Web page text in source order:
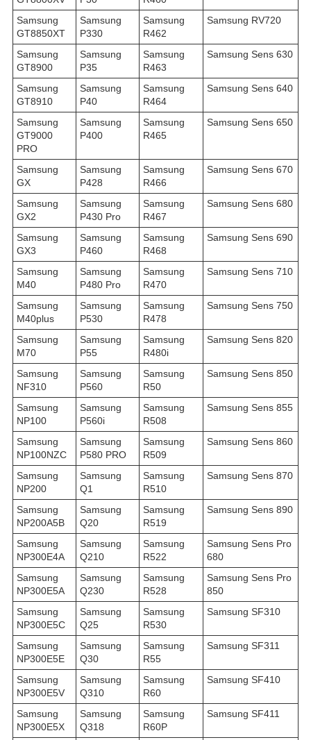
Samsung
GT8850XT
Samsung
P330
Samsung
R462
Samsung RV720
Samsung
GT8900
Samsung
P35
Samsung
R463
Samsung Sens 630
Samsung
GT8910
Samsung
P40
Samsung
R464
Samsung Sens 640
Samsung
GT9000
PRO
Samsung
P400
Samsung
R465
Samsung Sens 650
Samsung
GX
Samsung
P428
Samsung
R466
Samsung Sens 670
Samsung
GX2
Samsung
P430 Pro
Samsung
R467
Samsung Sens 680
Samsung
GX3
Samsung
P460
Samsung
R468
Samsung Sens 690
Samsung
M40
Samsung
P480 Pro
Samsung
R470
Samsung Sens 710
Samsung
M40plus
Samsung
P530
Samsung
R478
Samsung Sens 750
Samsung
M70
Samsung
P55
Samsung
R480i
Samsung Sens 820
Samsung
NF310
Samsung
P560
Samsung
R50
Samsung Sens 850
Samsung
NP100
Samsung
P560i
Samsung
R508
Samsung Sens 855
Samsung
NP100NZC
Samsung
P580 PRO
Samsung
R509
Samsung Sens 860
Samsung
NP200
Samsung
Q1
Samsung
R510
Samsung Sens 870
Samsung
NP200A5B
Samsung
Q20
Samsung
R519
Samsung Sens 890
Samsung
NP300E4A
Samsung
Q210
Samsung
R522
Samsung Sens Pro
680
Samsung
NP300E5A
Samsung
Q230
Samsung
R528
Samsung Sens Pro
850
Samsung
NP300E5C
Samsung
Q25
Samsung
R530
Samsung SF310
Samsung
NP300E5E
Samsung
Q30
Samsung
R55
Samsung SF311
Samsung
NP300E5V
Samsung
Q310
Samsung
R60
Samsung SF410
Samsung
NP300E5X
Samsung
Q318
Samsung
R60P
Samsung SF411